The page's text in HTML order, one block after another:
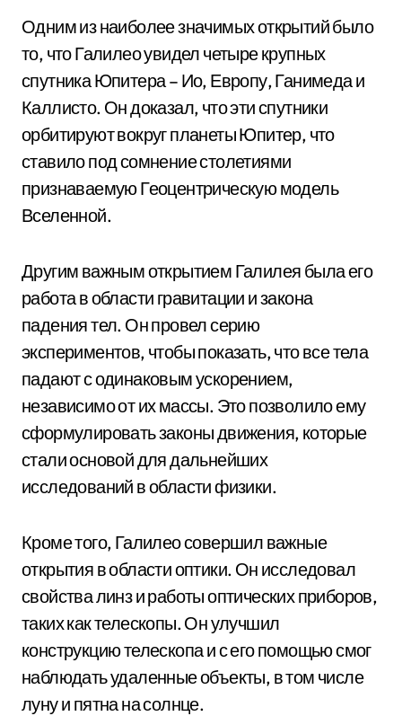
Одним из наиболее значимых открытий было
то, что Галилео увидел четыре крупных
спутника Юпитера – Ио, Европу, Ганимеда и
Каллисто. Он доказал, что эти спутники
орбитируют вокруг планеты Юпитер, что
ставило под сомнение столетиями
признаваемую Геоцентрическую модель
Вселенной.
Другим важным открытием Галилея была его
работа в области гравитации и закона
падения тел. Он провел серию
экспериментов, чтобы показать, что все тела
падают с одинаковым ускорением,
независимо от их массы. Это позволило ему
сформулировать законы движения, которые
стали основой для дальнейших
исследований в области физики.
Кроме того, Галилео совершил важные
открытия в области оптики. Он исследовал
свойства линз и работы оптических приборов,
таких как телескопы. Он улучшил
конструкцию телескопа и с его помощью смог
наблюдать удаленные объекты, в том числе
луну и пятна на солнце.